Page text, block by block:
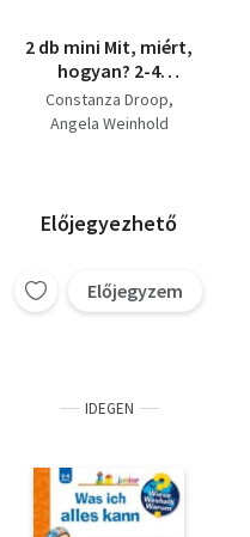
2 db mini Mit, miért,
hogyan? 2-4
éveseknek: Az éjszaka
+ Dinók
Constanza Droop
Angela Weinhold
Előjegyezhető
Előjegyzem
IDEGEN